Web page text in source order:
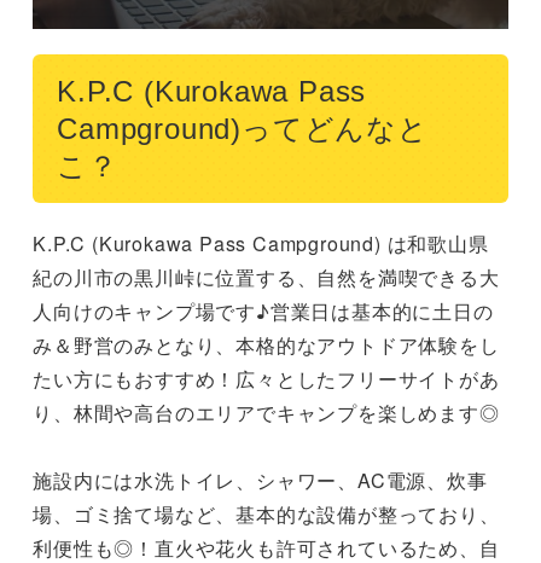
K.P.C (Kurokawa Pass
Campground)ってどんなと
こ？
K.P.C (Kurokawa Pass Campground) は和歌山県
紀の川市の黒川峠に位置する、自然を満喫できる大
人向けのキャンプ場です♪営業日は基本的に土日の
み＆野営のみとなり、本格的なアウトドア体験をし
たい方にもおすすめ！広々としたフリーサイトがあ
り、林間や高台のエリアでキャンプを楽しめます◎
施設内には水洗トイレ、シャワー、AC電源、炊事
場、ゴミ捨て場など、基本的な設備が整っており、
利便性も◎！直火や花火も許可されているため、自